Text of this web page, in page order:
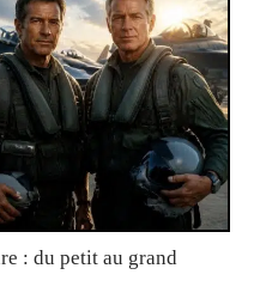
: du petit au grand